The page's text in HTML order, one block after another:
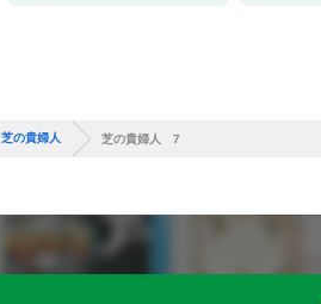
芝の貴婦人 芝の貴婦人 7